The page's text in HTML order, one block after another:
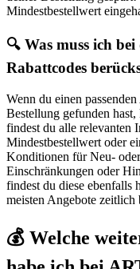
Mindestbestellwert
🔍 Was muss ich
Rabattcodes
Wenn du einen
Bestellung gefunden
findest du alle relevanten
Mindestbestellwert oder
Konditionen für Neu-
Einschränkungen oder
findest du diese ebenfalls
meisten Angebote zeitlich
💰 Welche